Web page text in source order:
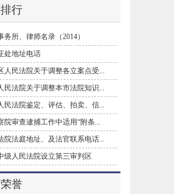
行
务所、律师名录（2014）
处地址电话
人民法院关于调整各立案点受...
民法院关于调整本市法院知识...
民法院鉴定、评估、拍卖、信...
院审查逮捕工作中适用“附条...
院法庭地址、及法官联系电话...
级人民法院设立第三审判区
誉